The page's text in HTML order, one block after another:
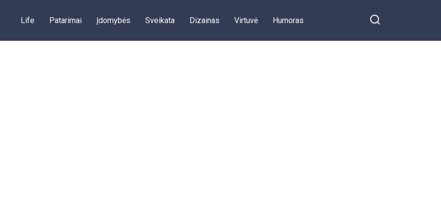
Life Patarimai Įdomybės Sveikata Dizainas Virtuvė Humoras